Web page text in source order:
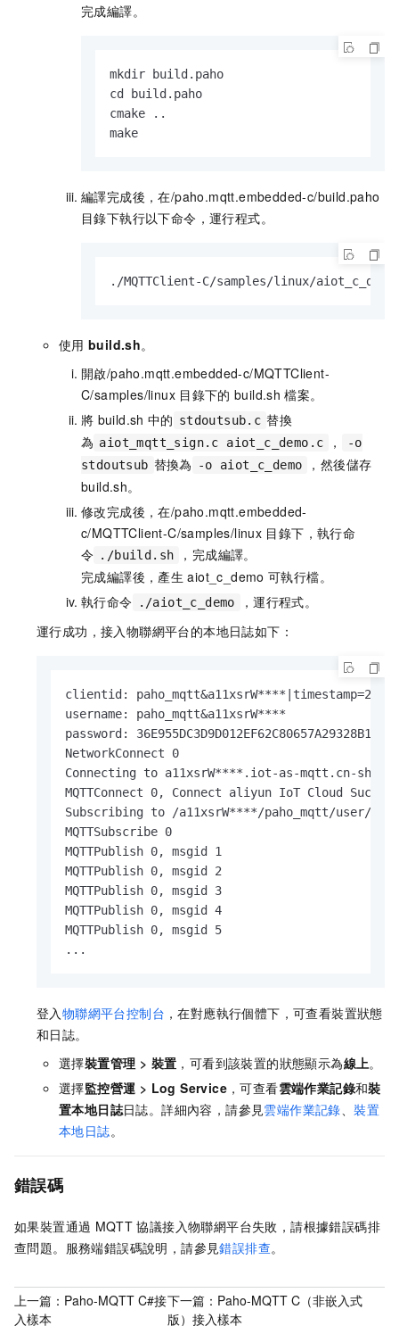
完成編譯。
mkdir build.paho
cd build.paho
cmake ..
make
編譯完成後，在/paho.mqtt.embedded-c/build.paho
目錄下執行以下命令，運行程式。
./MQTTClient-C/samples/linux/aiot_c_demo
使用 build.sh。
開啟/paho.mqtt.embedded-c/MQTTClient-
C/samples/linux 目錄下的 build.sh 檔案。
將 build.sh 中的 stdoutsub.c 替換
為 aiot_mqtt_sign.c aiot_c_demo.c ，
-o
stdoutsub 替換為 -o aiot_c_demo
，然後儲存
build.sh。
修改完成後，在/paho.mqtt.embedded-
c/MQTTClient-C/samples/linux 目錄下，執行命
令 ./build.sh
，完成編譯。
完成編譯後，產生 aiot_c_demo 可執行檔。
執行命令
./aiot_c_demo
，運行程式。
運行成功，接入物聯網平台的本地日誌如下：
clientid:
username: paho_mqtt&a11xsrW****
password:
NetworkConnect 0
Connecting to a11xsrW****.iot-as-mqtt.cn-
MQTTConnect 0, Connect aliyun IoT Cloud
Subscribing to /a11xsrW****/paho_mqtt/user/get
MQTTSubscribe 0
MQTTPublish 0, msgid 1
MQTTPublish 0, msgid 2
MQTTPublish 0, msgid 3
MQTTPublish 0, msgid 4
MQTTPublish 0, msgid 5
...
登入 物聯網平台控制台 ，在對應執行個體下，可查看裝置狀態
和日誌。
選擇裝置管理 > 裝置 ，可看到該裝置的狀態顯示為線上。
選擇監控營運 > Log Service ，可查看雲端作業記錄和裝
置本地日誌日誌。詳細內容，請參見雲端作業記錄 、裝置
本地日誌。
錯誤碼
如果裝置通過 MQTT 協議接入物聯網平台失敗，請根據錯誤碼排
查問題。服務端錯誤碼說明，請參見錯誤排查。
上一篇： Paho-MQTT C#接
入樣本
下一篇： Paho-MQTT C（非嵌入式
版）接入樣本